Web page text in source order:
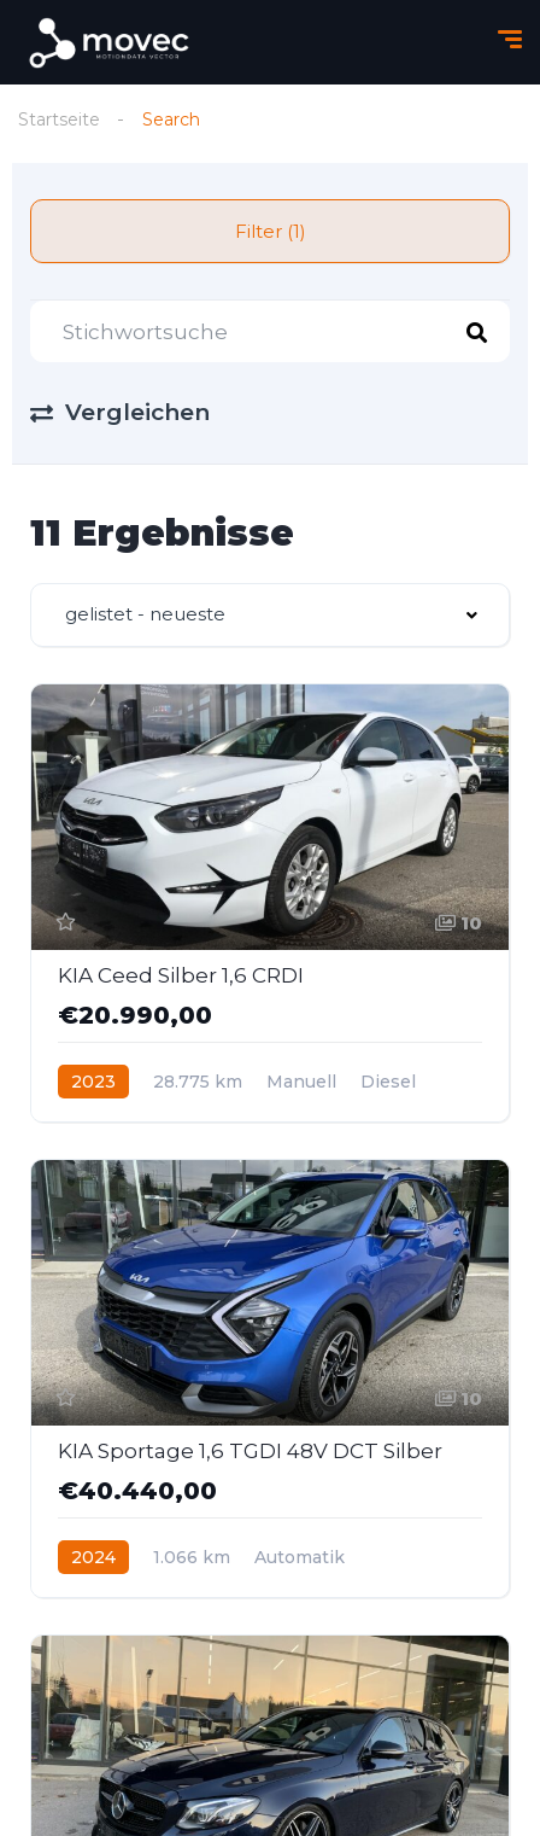
Startseite Search
Filter (1)
Vergleichen
11 Ergebnisse
gelistet - neueste
10
KIA Ceed Silber 1,6 CRDI
€20.990,00
2023 28.775 km Manuell
Diesel
10
KIA Sportage 1,6 TGDI 48V DCT Silber
€40.440,00
2024 1.066 km
Automatik